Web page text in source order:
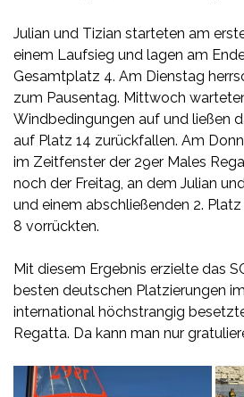
Julian und Tizian starteten am
einem Laufsieg und lagen am
Gesamtplatz 4. Am Dienstag
zum Pausentag. Mittwoch
Windbedingungen auf und ließen
auf Platz 14 zurückfallen. Am
im Zeitfenster der 29er Males
noch der Freitag, an dem Julian
und einem abschließenden 2.
8 vorrückten.
Mit diesem Ergebnis erzielte das
besten deutschen Platzierungen
international höchstrangig
Regatta. Da kann man nur